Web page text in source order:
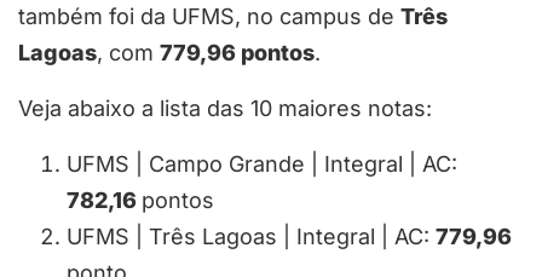
também foi da UFMS, no campus de Três
Lagoas, com 779,96 pontos.
Veja abaixo a lista das 10 maiores notas:
UFMS | Campo Grande | Integral | AC:
782,16 pontos
UFMS | Três Lagoas | Integral | AC: 779,96